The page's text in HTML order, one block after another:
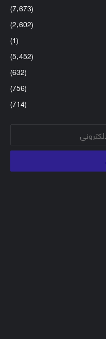
(7٬673)
(2٬602)
(1)
(5٬452)
(632)
(756)
(714)